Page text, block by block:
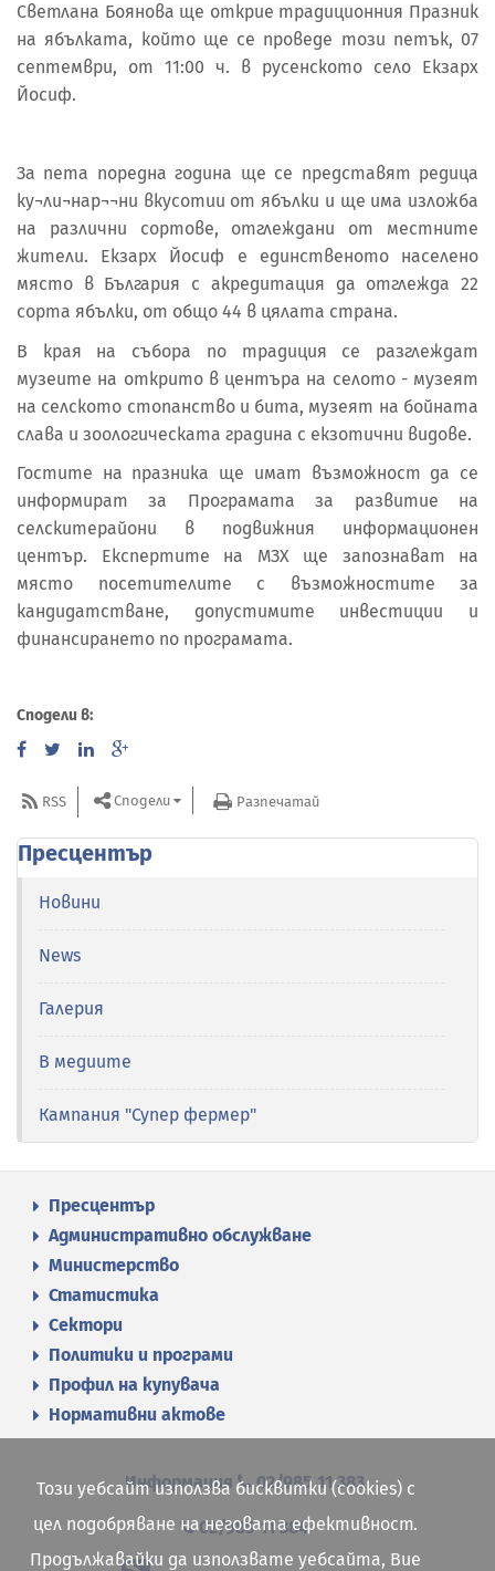
Светлана Боянова ще открие традиционния Празник
на ябълката, който ще се проведе този петък, 07
септември, от 11:00 ч. в русенското село Екзарх
Йосиф.
За пета поредна година ще се представят редица
ку¬ли¬нар¬¬ни вкусотии от ябълки и ще има изложба
на различни сортове, отглеждани от местните
жители. Екзарх Йосиф е единственото населено
място в България с акредитация да отглежда 22
сорта ябълки, от общо 44 в цялата страна.
В края на събора по традиция се разглеждат
музеите на открито в центъра на селото - музеят
на селското стопанство и бита, музеят на бойната
слава и зоологическата градина с екзотични видове.
Гостите на празника ще имат възможност да се
информират за Програмата за развитие на
селскитерайони в подвижния информационен
център. Експертите на МЗХ ще запознават на
място посетителите с възможностите за
кандидатстване, допустимите инвестиции и
финансирането по програмата.
Сподели в:
RSS Сподели Разпечатай
Пресцентър
Новини
News
Галерия
В медиите
Кампания "Супер фермер"
Пресцентър
Административно обслужване
Министерство
Статистика
Сектори
Политики и програми
Профил на купувача
Нормативни актове
Информация 02/985 11 383
02/985 11 384
Този уебсайт използва бисквитки (cookies) с
цел подобряване на неговата ефективност.
Продължавайки да използвате уебсайта, Вие